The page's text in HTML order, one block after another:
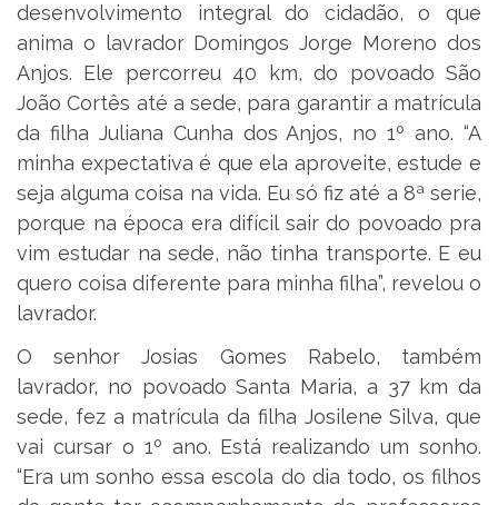
desenvolvimento integral do cidadão, o que
anima o lavrador Domingos Jorge Moreno dos
Anjos. Ele percorreu 40 km, do povoado São
João Cortês até a sede, para garantir a matrícula
da filha Juliana Cunha dos Anjos, no 1º ano. “A
minha expectativa é que ela aproveite, estude e
seja alguma coisa na vida. Eu só fiz até a 8ª serie,
porque na época era difícil sair do povoado pra
vim estudar na sede, não tinha transporte. E eu
quero coisa diferente para minha filha”, revelou o
lavrador.
O senhor Josias Gomes Rabelo, também
lavrador, no povoado Santa Maria, a 37 km da
sede, fez a matrícula da filha Josilene Silva, que
vai cursar o 1º ano. Está realizando um sonho.
“Era um sonho essa escola do dia todo, os filhos